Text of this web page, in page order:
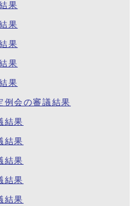
果
果
果
果
果
例会の審議結果
結果
結果
結果
結果
結果